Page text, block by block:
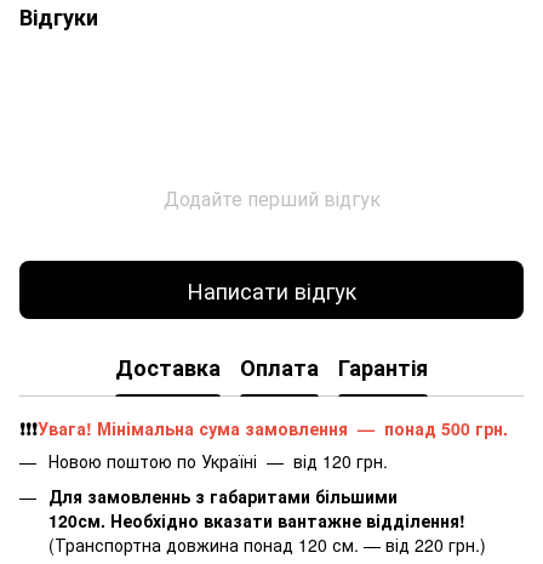
Відгуки
Додайте перший відгук
Написати відгук
Доставка Оплата Гарантія
❗️❗️❗️Увага! Мінімальна сума замовлення — понад 500 грн.
Новою поштою по Україні — від 120 грн.
Для замовленнь з габаритами більшими
120см. Необхідно вказати вантажне відділення!
(Транспортна довжина понад 120 см. — від 220 грн.)